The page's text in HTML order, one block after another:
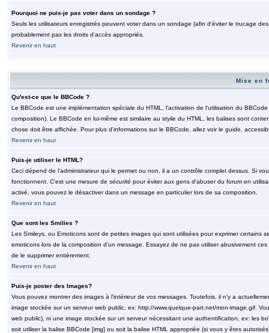
Pourquoi ne puis-je pas voter dans un sondage ?
Seuls les utilisateurs enregistrés peuvent voter dans un sondage (afin d'éviter le trucage
probablement pas les droits d'accès appropriés.
Revenir en haut
Mise en
Qu'est-ce que le BBCode ?
Le BBCode est une implémentation spéciale du HTML, l'activation de l'utilisation du
composition). Le BBCode en lui-même est similaire au styile du HTML, les balises sont
chose doit être affichée. Pour plus d'informations sur le BBCode, allez voir le guide,
Revenir en haut
Puis-je utiliser le HTML?
Ceci dépend de l'administrateur qui le permet ou non, il a un contrôle complet dessus. Si
fonctionnent. C'est une mesure de sécuritépour éviter aux gens d'abuser du forum en
activé, vous pouvez le désactiver dans un message en particulier lors de sa composition.
Revenir en haut
Que sont les Smilies ?
Les Smileys, ou Emoticons sont de petites images qui sont utilisées pour exprimer certains
emoticons lors de la composition d'un message. Essayez de ne pas utiliser abusivement
de le supprimer entièrement.
Revenir en haut
Puis-je poster des Images?
Vous pouvez montrer des images à l'intérieur de vos messages. Toutefois, il n'y a
image stockée sur un serveur web public, ex: http://www.quelque-part.net/mon-image.gif.
web public), ni une image stockée sur un serveur nécessitant une authentification, ex: les
soit utiliser la balise BBCode [img] ou soit la balise HTML appropriée (si vous y êtes